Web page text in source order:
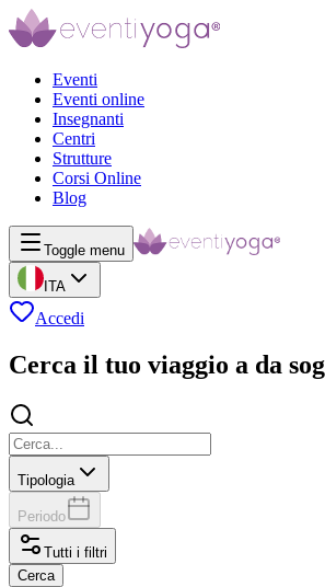
Eventi
Eventi online
Insegnanti
Centri
Strutture
Corsi Online
Blog
Toggle menu
ITA
Accedi
Cerca il tuo viaggio a da
Tipologia
Periodo
Tutti i filtri
Cerca